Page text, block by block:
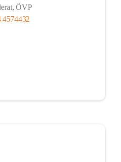
ÖVP
4574432